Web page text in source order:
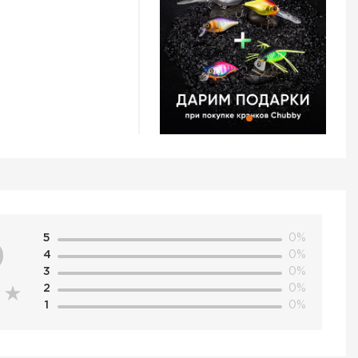
телефону +7
5
0%
4
0%
3
0%
2
0%
1
0%